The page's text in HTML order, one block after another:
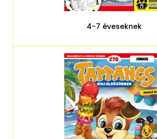
4-7 éveseknek